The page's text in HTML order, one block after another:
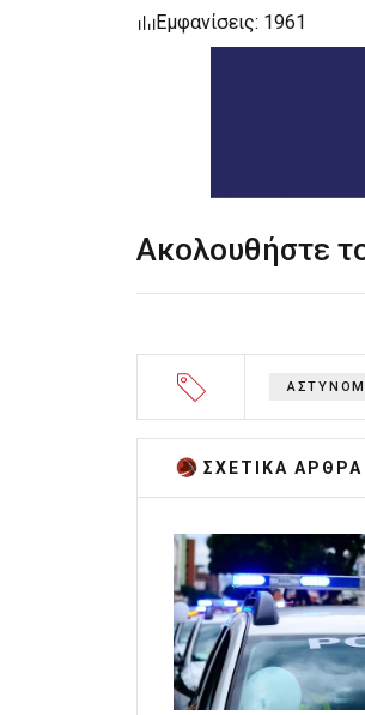
Εμφανίσεις: 1961
Ακολουθήστε
ΣΧΕΤΙΚA AΡΘΡΑ